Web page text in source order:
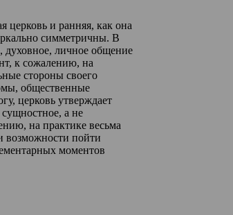
церковь и ранняя, как она
симметричны. В
духовное, личное общение
к сожалению, на
стороны своего
общественные
церковь утверждает
а не
на практике весьма
возможности пойти
моментов